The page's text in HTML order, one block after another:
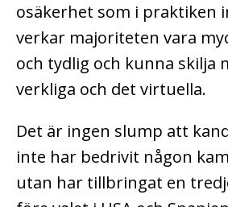
osäkerhet som i praktiken
verkar majoriteten vara
och tydlig och kunna skilja
verkliga och det virtuella.
Det är ingen slump att
inte har bedrivit någon
utan har tillbringat en